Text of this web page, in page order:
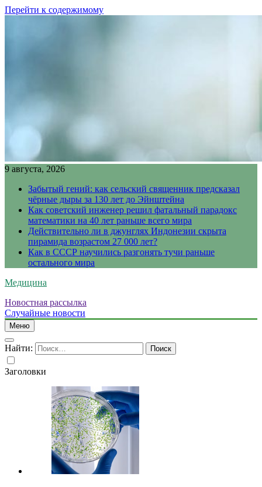
Перейти к содержимому
9 августа, 2026
Забытый гений: как сельский священник предсказал
чёрные дыры за 130 лет до Эйнштейна
Как советский инженер решил фатальный парадокс
математики на 40 лет раньше всего мира
Действительно ли в джунглях Индонезии скрыта
пирамида возрастом 27 000 лет?
Как в СССР научились разгонять тучи раньше
остального мира
Медицина
Новостная рассылка
Случайные новости
Меню
Найти:
Заголовки